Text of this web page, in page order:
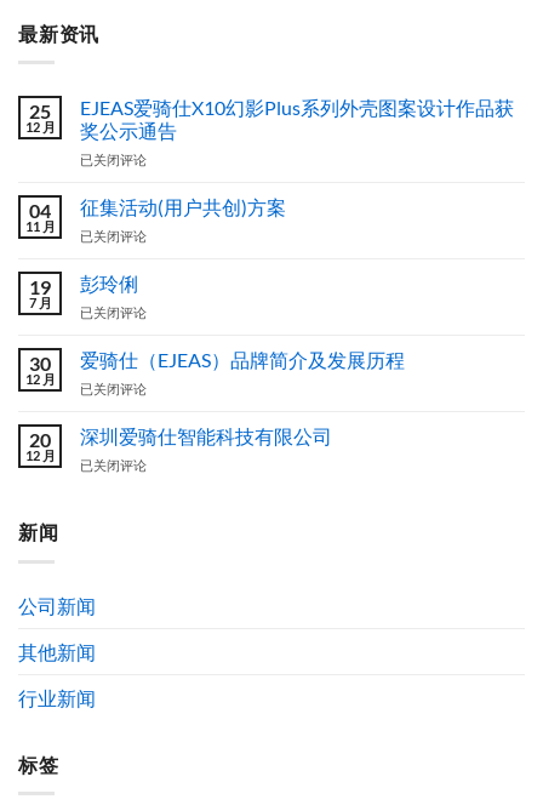
最新资讯
25
12 月
EJEAS爱骑仕X10幻影Plus系列外壳图案设计作品获
奖公示通告
EJEAS
骑
仕
X10
影
系
外
壳
案
设
计
通
已关闭评论
04
11 月
征集活动(用户共创)方案
征
活
动
(用
共
方
已关闭评论
19
7 月
彭玲俐
彭
俐
已关闭评论
30
12 月
爱骑仕（EJEAS）品牌简介及发展历程
爱
仕
（EJEAS）
品
历
已关闭评论
20
12 月
深圳爱骑仕智能科技有限公司
深
科
有
公
司
已关闭评论
新闻
公司新闻
其他新闻
行业新闻
标签